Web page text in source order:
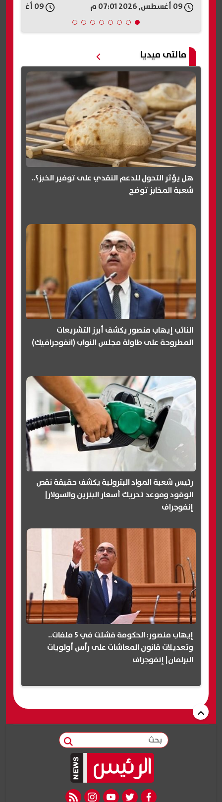
مالتى ميديا
هل يؤثر التحول للدعم النقدي على توفير الخبز؟..
شعبة المخابز توضح
النائب إيهاب منصور يكشف أبرز التشريعات
المطروحة على طاولة مجلس النواب (انفوجرافيك)
رئيس شعبة المواد البترولية يكشف حقيقة نقص
الوقود وموعد تحريك أسعار البنزين والسولار|
إنفوجراف
إيهاب منصور: الحكومة فشلت في 5 ملفات..
وتعديلات قانون المعاشات على رأس أولويات
البرلمان| إنفوجراف
بحث